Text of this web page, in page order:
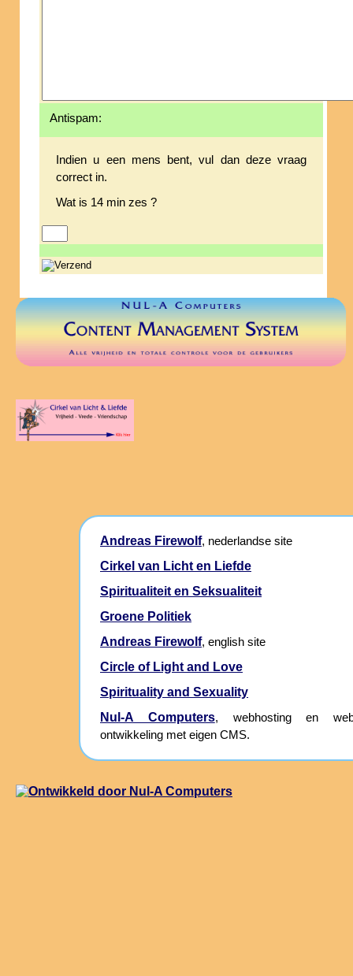
Antispam:
Indien u een mens bent, vul dan deze vraag
correct in.
Wat is 14 min zes ?
Andreas Firewolf, nederlandse site
Cirkel van Licht en Liefde
Spiritualiteit en Seksualiteit
Groene Politiek
Andreas Firewolf, english site
Circle of Light and Love
Spirituality and Sexuality
Nul-A Computers, webhosting en
ontwikkeling met eigen CMS.